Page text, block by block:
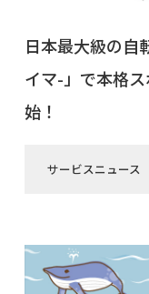
日本最大級の
イマ-」で本格
始！
サービスニュース